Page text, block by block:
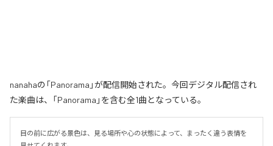
nanahaの「Panorama」が配信開始された。今回デジタル配信され
た楽曲は、「Panorama」を含む全1曲となっている。
目の前に広がる景色は、見る場所や心の状態によって、まったく違う表情を